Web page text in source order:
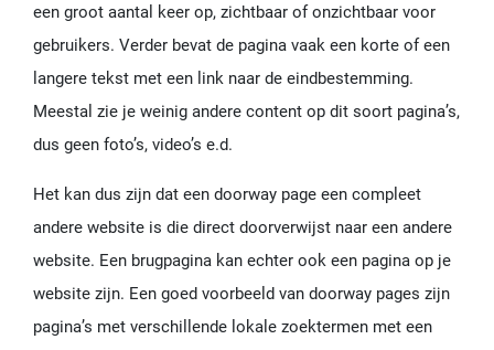
een groot aantal keer op, zichtbaar of onzichtbaar voor
gebruikers. Verder bevat de pagina vaak een korte of een
langere tekst met een link naar de eindbestemming.
Meestal zie je weinig andere content op dit soort pagina’s,
dus geen foto’s, video’s e.d.
Het kan dus zijn dat een doorway page een compleet
andere website is die direct doorverwijst naar een andere
website. Een brugpagina kan echter ook een pagina op je
website zijn. Een goed voorbeeld van doorway pages zijn
pagina’s met verschillende lokale zoektermen met een